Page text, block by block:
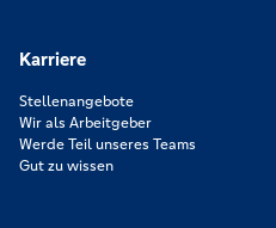
Karriere
Stellenangebote
Wir als Arbeitgeber
Werde Teil unseres Teams
Gut zu wissen